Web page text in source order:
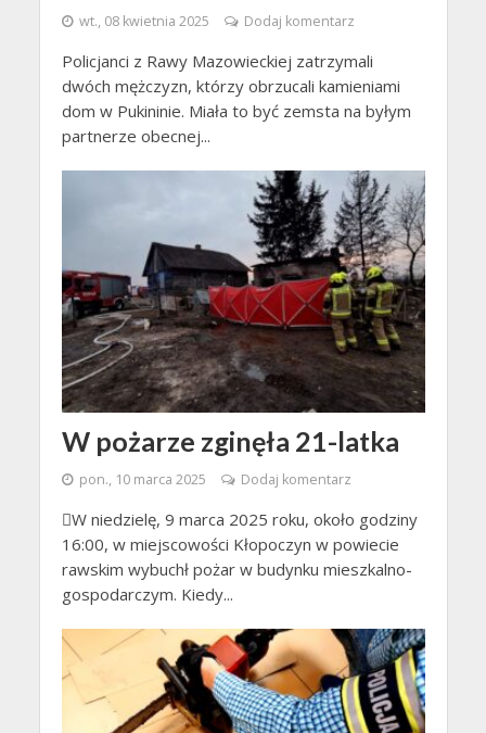
wt., 08 kwietnia 2025 Dodaj komentarz
Policjanci z Rawy Mazowieckiej zatrzymali
dwóch mężczyzn, którzy obrzucali kamieniami
dom w Pukininie. Miała to być zemsta na byłym
partnerze obecnej...
W pożarze zginęła 21-latka
pon., 10 marca 2025 Dodaj komentarz
W niedzielę, 9 marca 2025 roku, około godziny
16:00, w miejscowości Kłopoczyn w powiecie
rawskim wybuchł pożar w budynku mieszkalno-
gospodarczym. Kiedy...